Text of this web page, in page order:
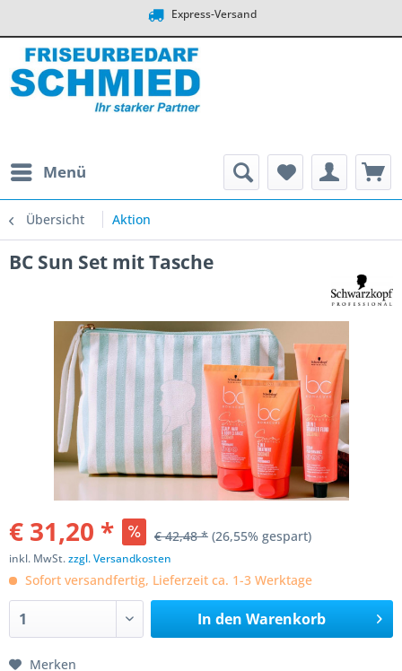
Express-Versand
Menü
Übersicht Aktion
BC Sun Set mit Tasche
€ 31,20 * € 42,48 * (26,55% gespart)
inkl. MwSt.zzgl. Versandkosten
Sofort versandfertig, Lieferzeit ca. 1-3 Werktage
In den Warenkorb
Merken